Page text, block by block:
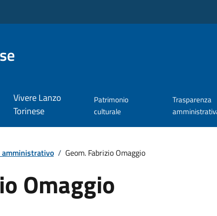
Vivere Lanzo
Torinese
Patrimonio
culturale
Trasparenza
amministrativo / Geom. Fabrizio Omaggio
Omaggio